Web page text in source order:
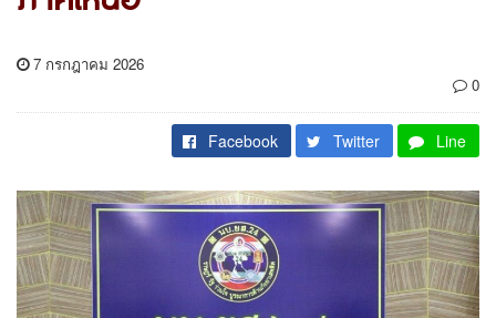
7 กรกฎาคม 2026
0
Facebook Twitter Line